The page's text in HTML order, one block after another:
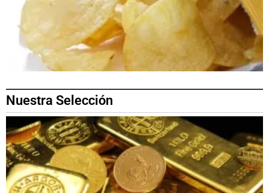
Nuestra Selección